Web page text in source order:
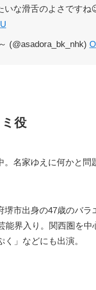
いな滑舌のよさですね
(@asadora_bk_nhk)
役
。名家ゆえに何かと
市出身の47歳のバラ
界入り。関西圏を
」などにも出演。